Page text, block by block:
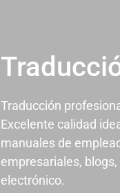
Traducción
Excelente calidad
manuales de
empresariales,
electrónico.